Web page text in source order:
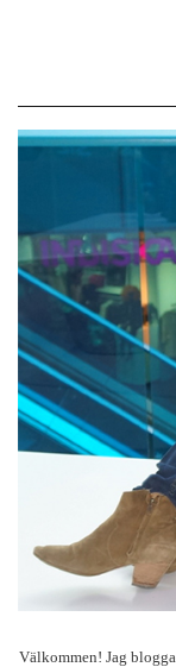
Välkommen! Jag